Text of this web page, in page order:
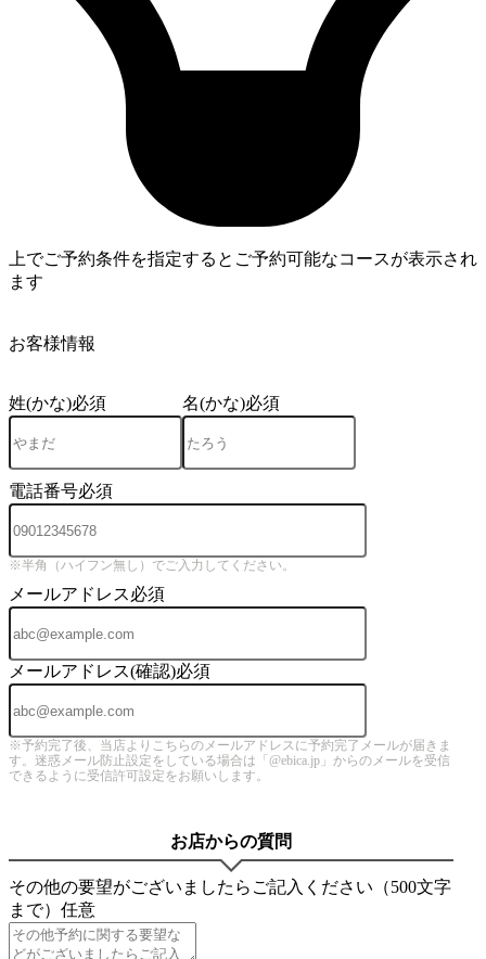
上でご予約条件を指定するとご予約可能なコースが表示され
ます
お客様情報
姓(かな)必須 名(かな)必須
電話番号必須
※半角（ハイフン無し）でご入力してください。
メールアドレス必須
メールアドレス(確認)必須
※予約完了後、当店よりこちらのメールアドレスに予約完了メールが届きま
す。迷惑メール防止設定をしている場合は「@ebica.jp」からのメールを受信
できるように受信許可設定をお願いします。
お店からの質問
その他の要望がございましたらご記入ください（500文字
まで） 任意